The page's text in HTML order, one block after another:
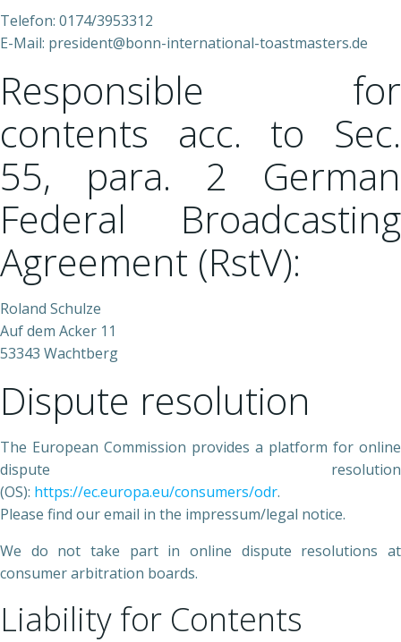
Telefon: 0174/3953312
E-Mail: president@bonn-international-toastmasters.de
Responsible for
contents acc. to Sec.
55, para. 2 German
Federal Broadcasting
Agreement (RstV):
Roland Schulze
Auf dem Acker 11
53343 Wachtberg
Dispute resolution
The European Commission provides a platform for online
dispute resolution
(OS): https://ec.europa.eu/consumers/odr.
Please find our email in the impressum/legal notice.
We do not take part in online dispute resolutions at
consumer arbitration boards.
Liability for Contents